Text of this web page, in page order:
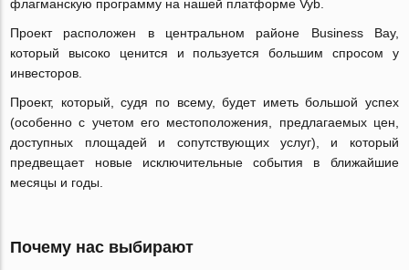
флагманскую программу на нашей платформе Vyb.
Проект расположен в центральном районе Business Bay,
который высоко ценится и пользуется большим спросом у
инвесторов.
Проект, который, судя по всему, будет иметь большой успех
(особенно с учетом его местоположения, предлагаемых цен,
доступных площадей и сопутствующих услуг), и который
предвещает новые исключительные события в ближайшие
месяцы и годы.
Почему нас выбирают